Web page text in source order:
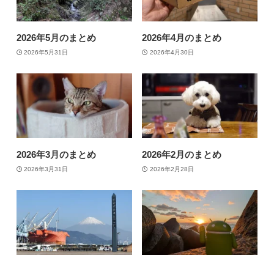
2026年5月のまとめ
2026年5月31日
2026年4月のまとめ
2026年4月30日
2026年3月のまとめ
2026年3月31日
2026年2月のまとめ
2026年2月28日